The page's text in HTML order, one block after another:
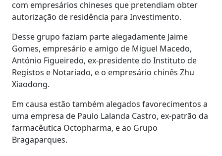
com empresários chineses que pretendiam obter
autorização de residência para Investimento.
Desse grupo faziam parte alegadamente Jaime
Gomes, empresário e amigo de Miguel Macedo,
António Figueiredo, ex-presidente do Instituto de
Registos e Notariado, e o empresário chinês Zhu
Xiaodong.
Em causa estão também alegados favorecimentos a
uma empresa de Paulo Lalanda Castro, ex-patrão da
farmacêutica Octopharma, e ao Grupo
Bragaparques.